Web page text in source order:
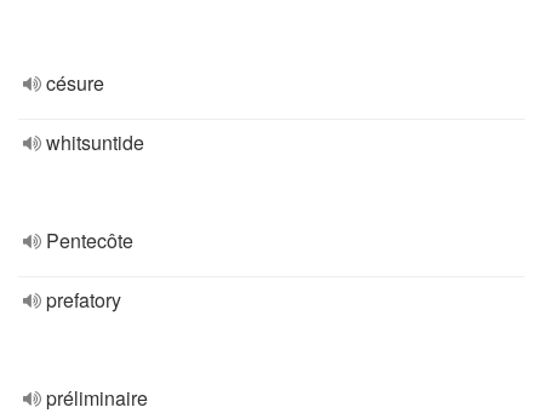
césure
whitsuntide
Pentecôte
prefatory
préliminaire